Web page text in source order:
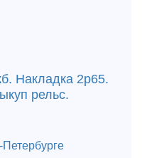
Накладка 2р65.
рельс.